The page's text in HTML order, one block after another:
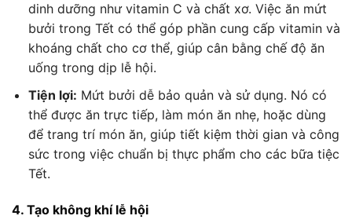
dinh dưỡng như vitamin C và chất xơ. Việc ăn mứt
bưởi trong Tết có thể góp phần cung cấp vitamin và
khoáng chất cho cơ thể, giúp cân bằng chế độ ăn
uống trong dịp lễ hội.
Tiện lợi: Mứt bưởi dễ bảo quản và sử dụng. Nó có
thể được ăn trực tiếp, làm món ăn nhẹ, hoặc dùng
để trang trí món ăn, giúp tiết kiệm thời gian và công
sức trong việc chuẩn bị thực phẩm cho các bữa tiệc
Tết.
4. Tạo không khí lễ hội